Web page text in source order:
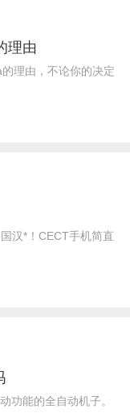
理由
理由，不论你的决定
汉*！CECT手机简直
功能的全自动机子。